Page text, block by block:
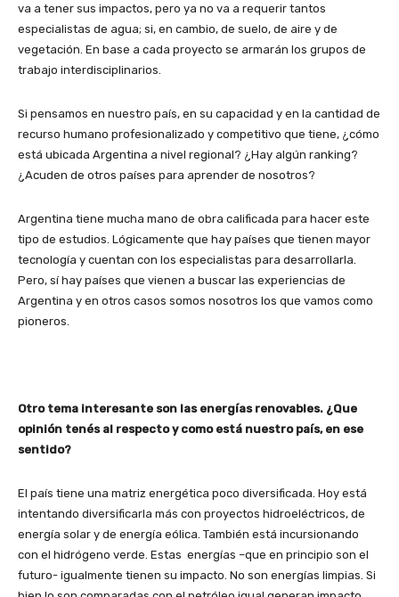
va a tener sus impactos, pero ya no va a requerir tantos
especialistas de agua; si, en cambio, de suelo, de aire y de
vegetación. En base a cada proyecto se armarán los grupos de
trabajo interdisciplinarios.
Si pensamos en nuestro país, en su capacidad y en la cantidad de
recurso humano profesionalizado y competitivo que tiene, ¿cómo
está ubicada Argentina a nivel regional? ¿Hay algún ranking?
¿Acuden de otros países para aprender de nosotros?
Argentina tiene mucha mano de obra calificada para hacer este
tipo de estudios. Lógicamente que hay países que tienen mayor
tecnología y cuentan con los especialistas para desarrollarla.
Pero, sí hay países que vienen a buscar las experiencias de
Argentina y en otros casos somos nosotros los que vamos como
pioneros.
Otro tema interesante son las energías renovables. ¿Que
opinión tenés al respecto y como está nuestro país, en ese
sentido?
El país tiene una matriz energética poco diversificada. Hoy está
intentando diversificarla más con proyectos hidroeléctricos, de
energía solar y de energía eólica. También está incursionando
con el hidrógeno verde. Estas energías –que en principio son el
futuro- igualmente tienen su impacto. No son energías limpias. Si